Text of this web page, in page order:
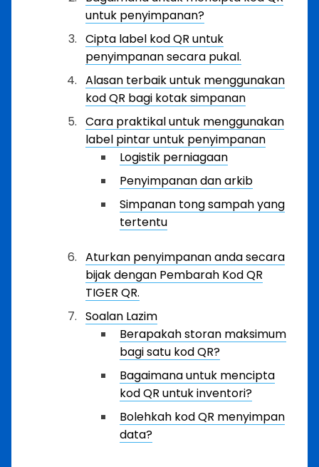
untuk penyimpanan?
Cipta label kod QR untuk
penyimpanan secara pukal.
Alasan terbaik untuk menggunakan
kod QR bagi kotak simpanan
Cara praktikal untuk menggunakan
label pintar untuk penyimpanan
Logistik perniagaan
Penyimpanan dan arkib
Simpanan tong sampah yang
tertentu
Aturkan penyimpanan anda secara
bijak dengan Pembarah Kod QR
TIGER QR.
Soalan Lazim
Berapakah storan maksimum
bagi satu kod QR?
Bagaimana untuk mencipta
kod QR untuk inventori?
Bolehkah kod QR menyimpan
data?